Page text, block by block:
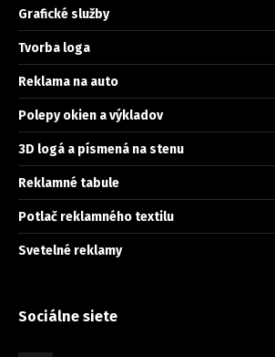
Grafické služby
Tvorba loga
Reklama na auto
Polepy okien a výkladov
3D logá a písmená na stenu
Reklamné tabule
Potlač reklamného textilu
Svetelné reklamy
Sociálne siete